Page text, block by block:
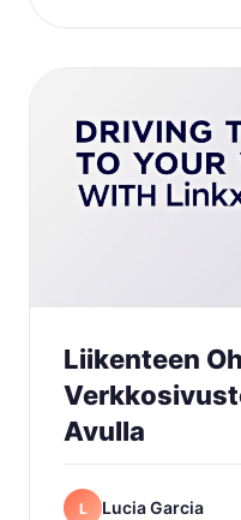
Liikenteen
Avulla
L Lucia Garcia